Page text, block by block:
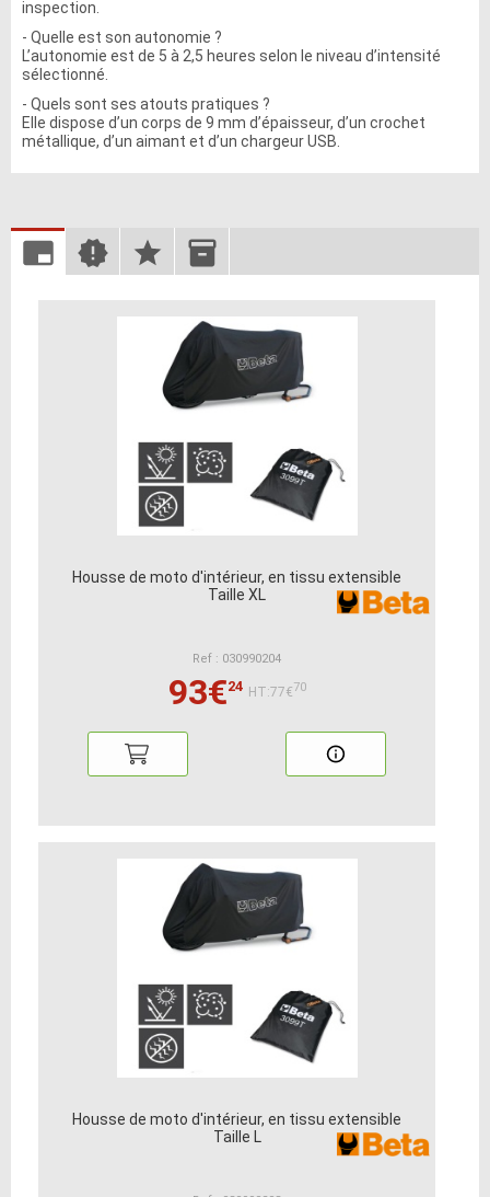
inspection.
- Quelle est son autonomie ?
L’autonomie est de 5 à 2,5 heures selon le niveau d’intensité
sélectionné.
- Quels sont ses atouts pratiques ?
Elle dispose d’un corps de 9 mm d’épaisseur, d’un crochet
métallique, d’un aimant et d’un chargeur USB.
Housse de moto d'intérieur, en tissu extensible
Taille XL
Ref : 030990204
93€24 HT:77€70
Housse de moto d'intérieur, en tissu extensible
Taille L